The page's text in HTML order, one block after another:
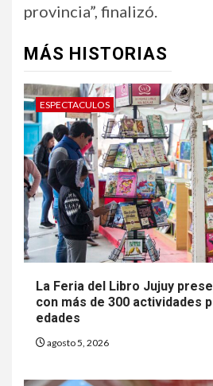
provincia”, finalizó.
MÁS HISTORIAS
ESPECTACULOS
La Feria del Libro Jujuy
con más de 300 actividades
edades
agosto 5, 2026